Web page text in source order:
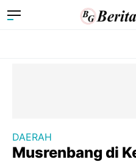
DAERAH
Musrenbang di